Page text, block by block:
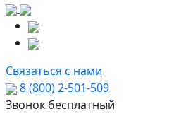
Связаться с нами
8 (800) 2-501-509
Звонок бесплатный